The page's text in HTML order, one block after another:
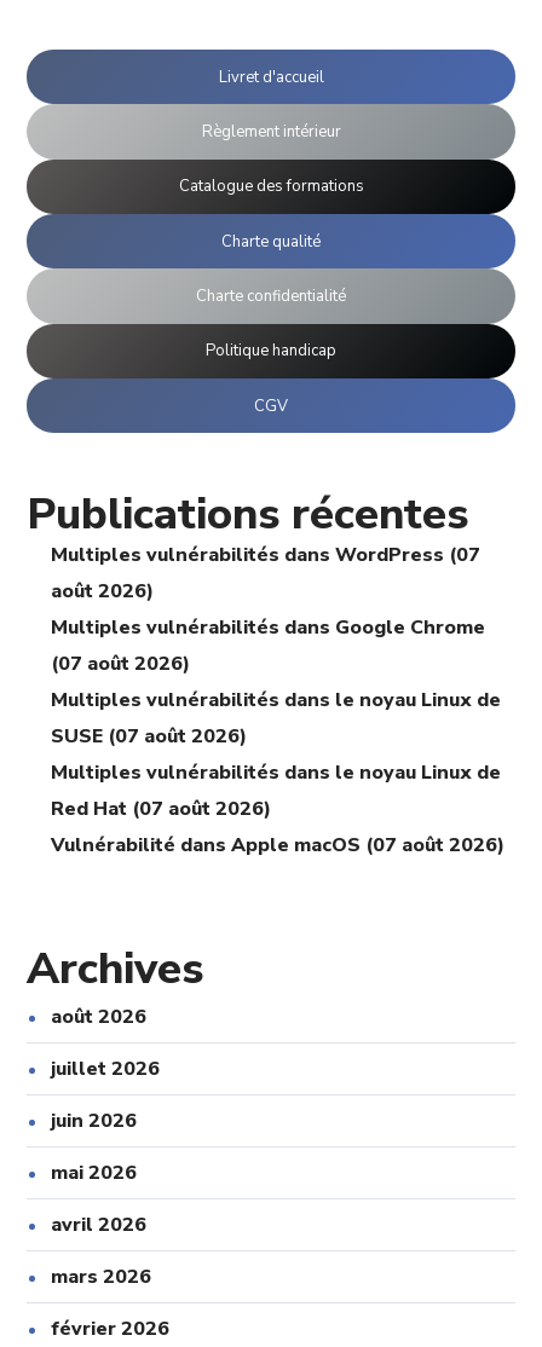
Livret d'accueil
Règlement intérieur
Catalogue des formations
Charte qualité
Charte confidentialité
Politique handicap
CGV
Publications récentes
Multiples vulnérabilités dans WordPress (07
août 2026)
Multiples vulnérabilités dans Google Chrome
(07 août 2026)
Multiples vulnérabilités dans le noyau Linux de
SUSE (07 août 2026)
Multiples vulnérabilités dans le noyau Linux de
Red Hat (07 août 2026)
Vulnérabilité dans Apple macOS (07 août 2026)
Archives
août 2026
juillet 2026
juin 2026
mai 2026
avril 2026
mars 2026
février 2026